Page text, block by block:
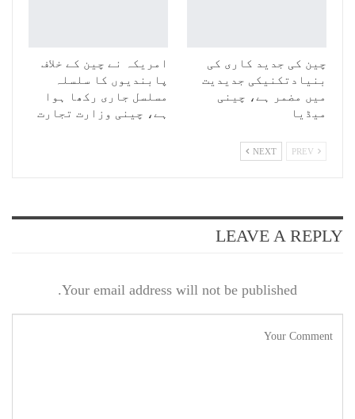
چین کی جدید کاری کی
بنیادتکنیکی جدیدیت
میں مضمر ہے، چینی
میڈیا
امریکہ نے چین کے خلاف
پابندیوں کا سلسلہ
مسلسل جاری رکھا ہوا
ہے، چینی وزارت تجارت
NEXT
LEAVE A REPLY
Your email address will not be published.